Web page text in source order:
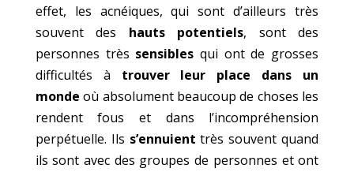
effet, les acnéiques, qui sont d’ailleurs très
souvent des hauts potentiels, sont des
personnes très sensibles qui ont de grosses
difficultés à trouver leur place dans un
monde où absolument beaucoup de choses les
rendent fous et dans l’incompréhension
perpétuelle. Ils s’ennuient très souvent quand
ils sont avec des groupes de personnes et ont